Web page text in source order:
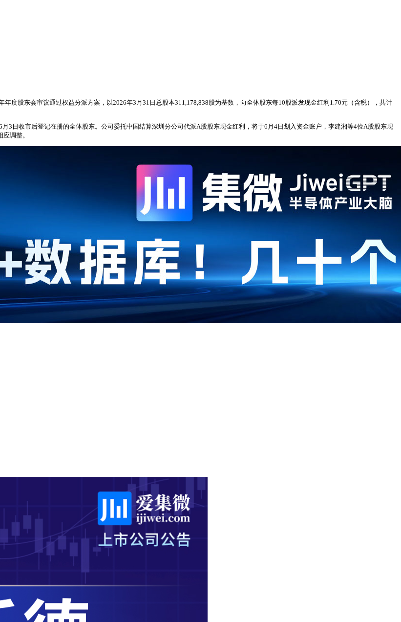
度股东会审议通过权益分派方案，以2026年3月31日总股本311,178,838股为基数，向全体股东每10股派发现金红利1.70元（含税），共计
3日收市后登记在册的全体股东。公司委托中国结算深圳分公司代派A股股东现金红利，将于6月4日划入资金账户，李建湘等4位A股股东现
调整。